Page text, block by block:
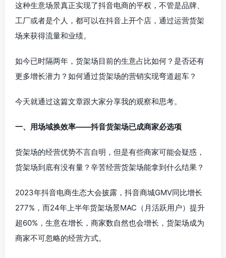
这种生意场景真正实现了抖音电商的平权，不管是品牌、
工厂或者是个人，都可以在抖音上开个店，通过运营货架
场来获得流量和业绩。
如今已时隔两年，货架场目前的生意占比如何？是否还有
更多增长潜力？如何通过货架场的营销实现弯道超车？
今天就通过这篇文章跟大家分享我的观察和思考。
一、用场域换效率——抖音货架场已成商家必选项
货架场的经营优势不言自明，但是有些商家可能会疑惑，
货架场到底有没有量？辛苦经营货架场能拿到什么结果？
2023年抖音电商生态大会披露，抖音商城GMV同比增长
277%，而24年上半年货架场景MAC（月活跃用户）提升
超60%，生意在增长，商家数自然也会增长，货架场成为
商家不可忽略的经营方式。